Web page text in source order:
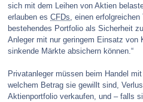
sich mit dem Leihen von Aktien
erlauben es CFDs, einen
bestehendes Portfolio als Sicherheit
Anleger mit nur geringem Einsatz von
sinkende Märkte absichern können.“
Privatanleger müssen beim Handel mit
welchem Betrag sie gewillt sind,
Aktienportfolio verkaufen, und – falls